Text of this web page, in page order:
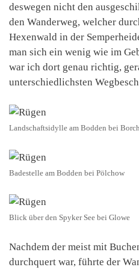
deswegen nicht den
den Wanderweg, welcher
Hexenwald in der
man sich ein wenig wie im
war ich dort genau richtig,
unterschiedlichsten
Landschaftsidylle am Bodden bei
Badestelle am Bodden bei Pölchow
Blick über den Spyker See bei Glowe
Nachdem der meist mit
durchquert war, führte der